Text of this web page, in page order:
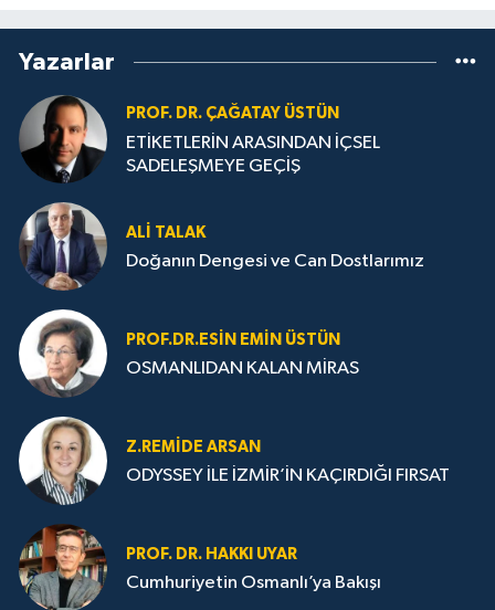
Yazarlar
PROF. DR. ÇAĞATAY ÜSTÜN
ETİKETLERİN ARASINDAN İÇSEL
SADELEŞMEYE GEÇİŞ
ALI TALAK
Doğanın Dengesi ve Can Dostlarımız
PROF.DR.ESIN EMIN ÜSTÜN
OSMANLIDAN KALAN MİRAS
Z.REMIDE ARSAN
ODYSSEY İLE İZMİR’İN KAÇIRDIĞI FIRSAT
PROF. DR. HAKKI UYAR
Cumhuriyetin Osmanlı’ya Bakışı